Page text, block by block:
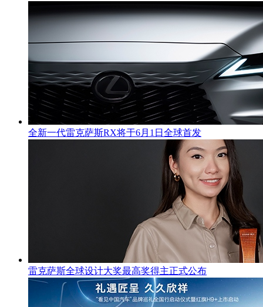
全新一代雷克萨斯RX将于6月1日全球首发
雷克萨斯全球设计大奖最高奖得主正式公布